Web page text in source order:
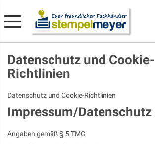
Datenschutz und Cookie-
Richtlinien
Datenschutz und Cookie-Richtlinien
Impressum/Datenschutz
Angaben gemäß § 5 TMG